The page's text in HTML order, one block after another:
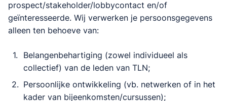
prospect/stakeholder/lobbycontact en/of
geïnteresseerde. Wij verwerken je persoonsgegevens
alleen ten behoeve van:
Belangenbehartiging (zowel individueel als
collectief) van de leden van TLN;
Persoonlijke ontwikkeling (vb. netwerken of in het
kader van bijeenkomsten/cursussen);